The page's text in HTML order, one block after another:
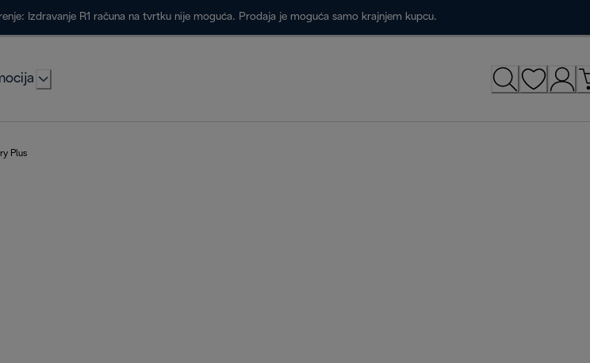
Izdravanje R1 računa na tvrtku nije moguća. Prodaja je moguća samo krajnjem kupcu.
Plus